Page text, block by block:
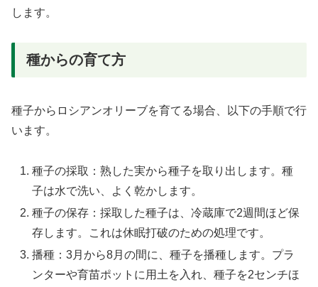
します。
種からの育て方
種子からロシアンオリーブを育てる場合、以下の手順で行
います。
種子の採取：熟した実から種子を取り出します。種
子は水で洗い、よく乾かします。
種子の保存：採取した種子は、冷蔵庫で2週間ほど保
存します。これは休眠打破のための処理です。
播種：3月から8月の間に、種子を播種します。プラ
ンターや育苗ポットに用土を入れ、種子を2センチほ